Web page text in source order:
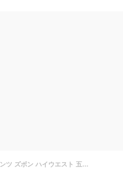
CHUMO レディース ショートパンツ ハーフパンツ ズボン ハイウエスト 五分丈 ストレート ワイド おしゃれ 気質 きれいめ カジュアル 通勤 オフィス 夏 (グレー,M)